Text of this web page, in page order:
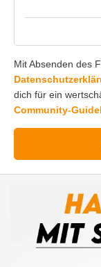
Mit Absenden des
dich für ein
Community-